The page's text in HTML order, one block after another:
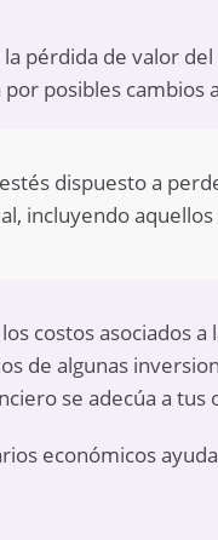
pérdida de valor
posibles cambios
dispuesto a
incluyendo
costos asociados
de algunas
se adecúa a tus
económicos